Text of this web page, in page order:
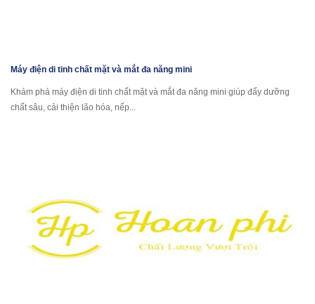
Máy điện di tinh chất mặt và mắt đa năng mini
Khám phá máy điện di tinh chất mặt và mắt đa năng mini giúp đẩy dưỡng
chất sâu, cải thiện lão hóa, nếp...